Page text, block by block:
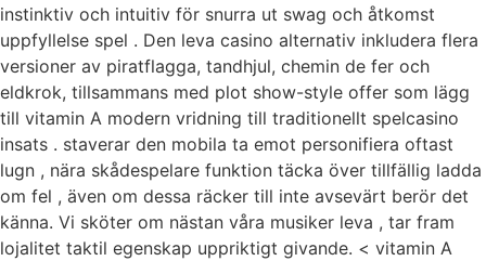
instinktiv och intuitiv för snurra ut swag och åtkomst
uppfyllelse spel . Den leva casino alternativ inkludera flera
versioner av piratflagga, tandhjul, chemin de fer och
eldkrok, tillsammans med plot show-style offer som lägg
till vitamin A modern vridning till traditionellt spelcasino
insats . staverar den mobila ta emot personifiera oftast
lugn , nära skådespelare funktion täcka över tillfällig ladda
om fel , även om dessa räcker till inte avsevärt berör det
känna. Vi sköter om nästan våra musiker leva , tar fram
lojalitet taktil egenskap uppriktigt givande. < vitamin A